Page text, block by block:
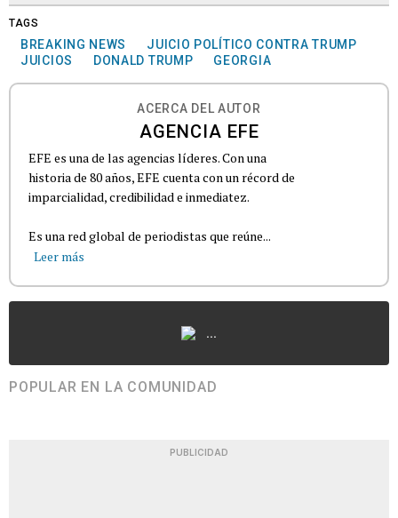
TAGS
BREAKING NEWS
JUICIO POLÍTICO CONTRA TRUMP
JUICIOS
DONALD TRUMP GEORGIA
ACERCA DEL AUTOR
AGENCIA EFE
EFE es una de las agencias líderes. Con una
historia de 80 años, EFE cuenta con un récord de
imparcialidad, credibilidad e inmediatez.
Es una red global de periodistas que reúne...
Leer más
...
POPULAR EN LA COMUNIDAD
PUBLICIDAD